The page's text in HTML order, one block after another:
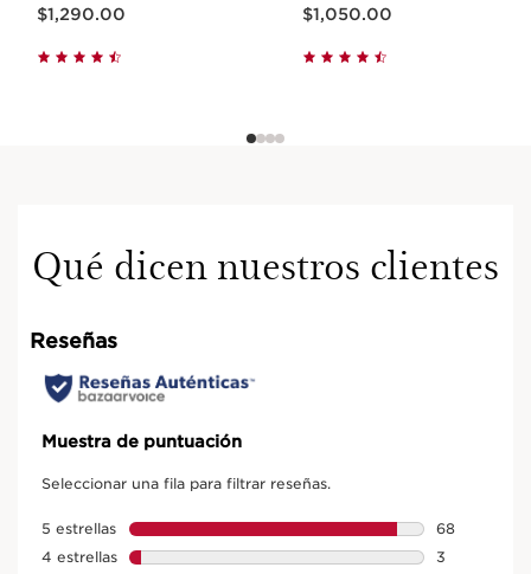
$1,290.00 $1,050.00
Qué dicen nuestros clientes